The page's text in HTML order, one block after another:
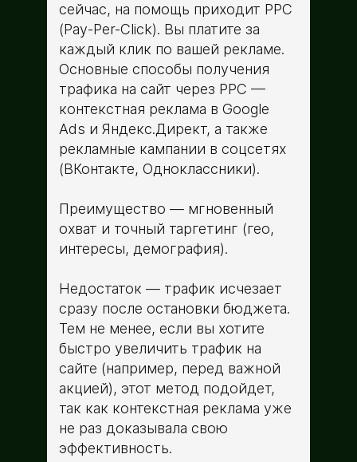
сейчас, на помощь приходит PPC
(Pay-Per-Click). Вы платите за
каждый клик по вашей рекламе.
Основные способы получения
трафика на сайт через PPC —
контекстная реклама в Google
Ads и Яндекс.Директ, а также
рекламные кампании в соцсетях
(ВКонтакте, Одноклассники).
Преимущество — мгновенный
охват и точный таргетинг (гео,
интересы, демография).
Недостаток — трафик исчезает
сразу после остановки бюджета.
Тем не менее, если вы хотите
быстро увеличить трафик на
сайте (например, перед важной
акцией), этот метод подойдет,
так как контекстная реклама уже
не раз доказывала свою
эффективность.